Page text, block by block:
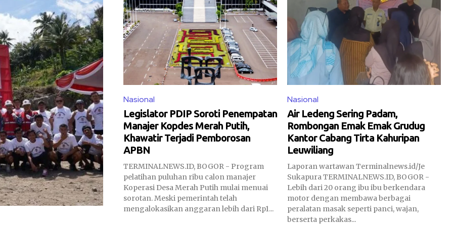
Nasional
Legislator PDIP Soroti Penempatan
Manajer Kopdes Merah Putih,
Khawatir Terjadi Pemborosan
APBN
TERMINALNEWS.ID, BOGOR - Program
pelatihan puluhan ribu calon manajer
Koperasi Desa Merah Putih mulai menuai
sorotan. Meski pemerintah telah
mengalokasikan anggaran lebih dari Rp1...
Nasional
Air Ledeng Sering Padam,
Rombongan Emak Emak Grudug
Kantor Cabang Tirta Kahuripan
Leuwiliang
Laporan wartawan Terminalnews.id/Je
Sukapura TERMINALNEWS.ID, BOGOR -
Lebih dari 20 orang ibu ibu berkendara
motor dengan membawa berbagai
peralatan masak seperti panci, wajan,
berserta perkakas...